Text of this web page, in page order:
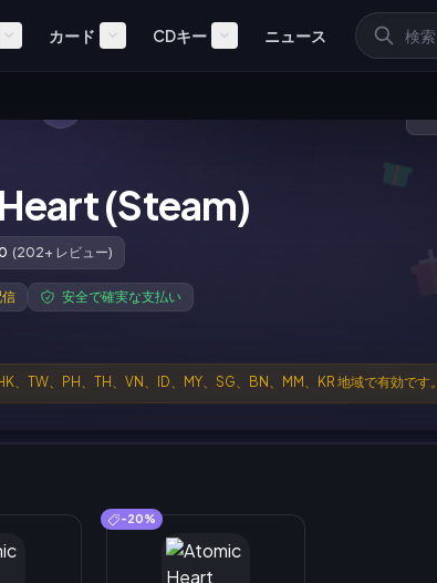
カード CDキー ニュース
(Steam)
(202+ レビュー)
安全で確実な支払い
TW、PH、TH、VN、ID、MY、SG、BN、MM、KR 地域で有効です。
-20%